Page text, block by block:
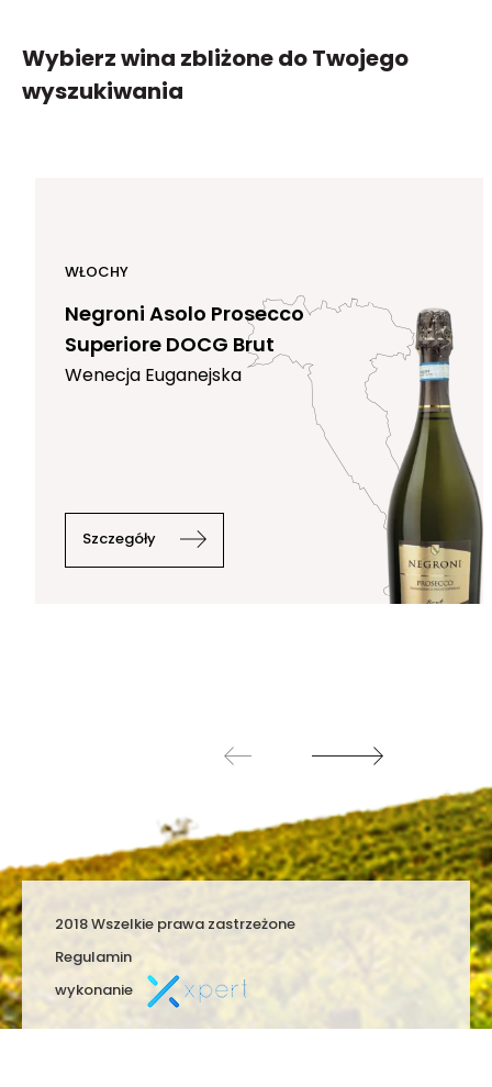
Wybierz wina zbliżonedo Twojego
wyszukiwania
WŁOCHY
Negroni Asolo Prosecco
Superiore DOCG Brut
Wenecja Euganejska
Szczegóły
2018 Wszelkie prawa zastrzeżone
Regulamin
wykonanie